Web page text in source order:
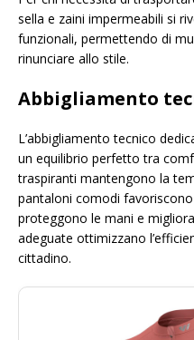
sella e zaini impermeabili si
funzionali, permettendo di
rinunciare allo stile.
Abbigliamento
L’abbigliamento tecnico
un equilibrio perfetto tra
traspiranti mantengono la
pantaloni comodi
proteggono le mani e
adeguate ottimizzano
cittadino.